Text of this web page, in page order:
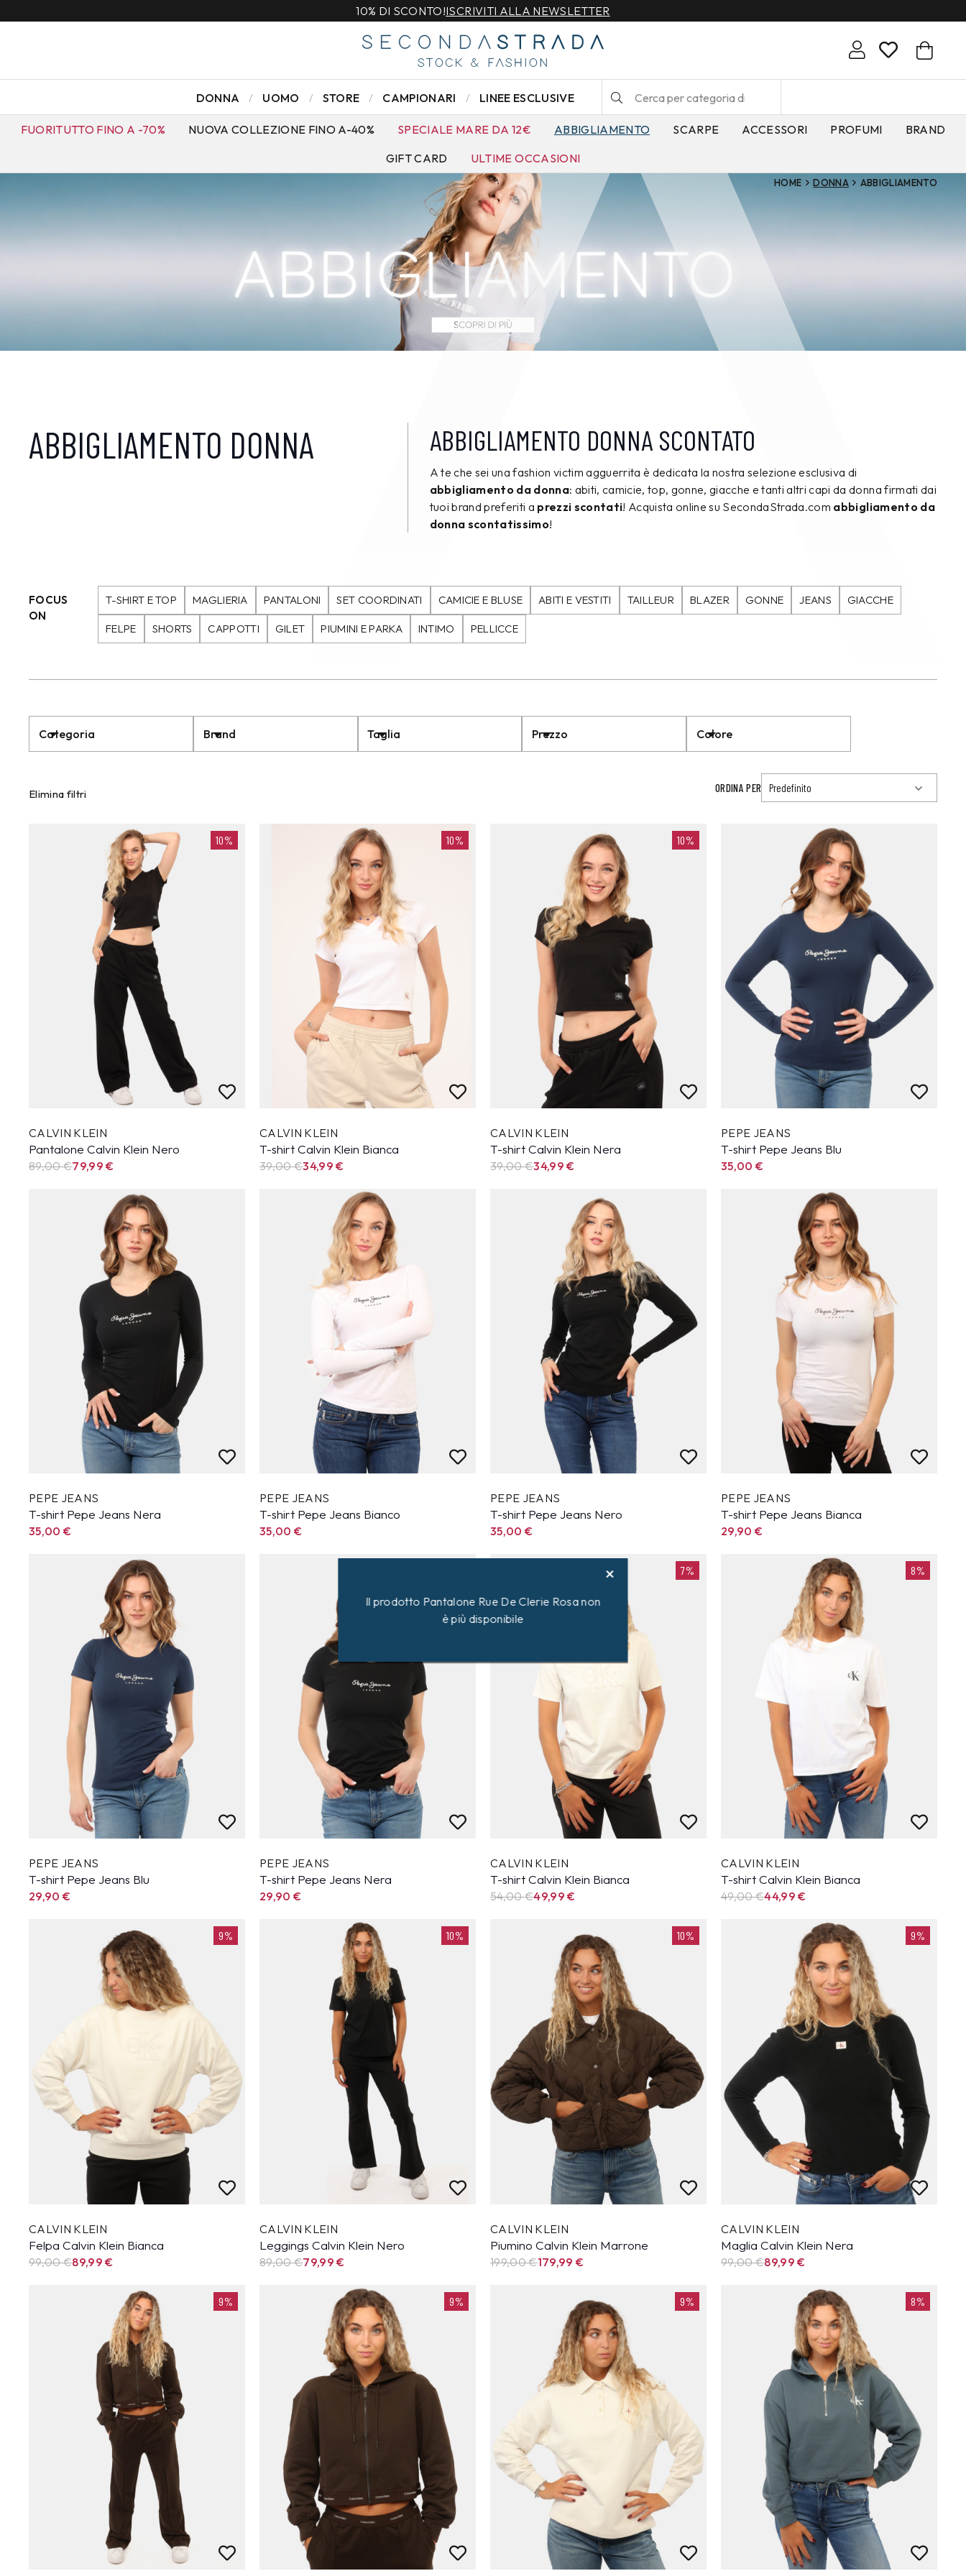
SPEDIZIONE GRATUITA PER ORDINI SUPERIORI A 79€
DONNA
FUORITUTTO FINO A -70% NUOVA COLLEZIONE FINO A-40% SPECIALE MARE DA 12€ ABBIGLIAMENTO SCARPE ACCESSORI PROFUMI
BRAND
GIFT CARD
ULTIME OCCASIONI
UOMO STORE CAMPIONARI LINEE ESCLUSIVE
HOME DONNA ABBIGLIAMENTO
ABBIGLIAMENTO DONNA ABBIGLIAMENTO DONNA SCONTATO
A te che sei una fashion victim agguerrita è dedicata la nostra selezione esclusiva di
abbigliamento da donna: abiti, camicie, top, gonne, giacche e tanti altri capi da donna firmati dai
tuoi brand preferiti a prezzi scontati! Acquista online su SecondaStrada.com abbigliamento da
donna scontatissimo!
FOCUS
ON
T-SHIRT E TOP MAGLIERIA PANTALONI SET COORDINATI CAMICIE E BLUSE ABITI E VESTITI TAILLEUR BLAZER GONNE JEANS GIACCHE
FELPE SHORTS CAPPOTTI GILET PIUMINI E PARKA INTIMO PELLICCE
Categoria Brand Taglia Prezzo Colore
Elimina filtri ORDINA PER
10%
CALVIN KLEIN
Pantalone Calvin Klein Nero
89,00 €79,99€
10%
CALVIN KLEIN
T-shirt Calvin Klein Bianca
39,00 €34,99€
10%
CALVIN KLEIN
T-shirt Calvin Klein Nera
39,00 €34,99€
PEPE JEANS
T-shirt Pepe Jeans Blu
35,00€
PEPE JEANS
T-shirt Pepe Jeans Nera
35,00€
PEPE JEANS
T-shirt Pepe Jeans Bianco
35,00€
PEPE JEANS
T-shirt Pepe Jeans Nero
35,00€
PEPE JEANS
T-shirt Pepe Jeans Bianca
29,90€
PEPE JEANS
T-shirt Pepe Jeans Blu
29,90€
PEPE JEANS
T-shirt Pepe Jeans Nera
29,90€
7%
CALVIN KLEIN
T-shirt Calvin Klein Bianca
54,00 €49,99€
8%
CALVIN KLEIN
T-shirt Calvin Klein Bianca
49,00 €44,99€
9%
CALVIN KLEIN
Felpa Calvin Klein Bianca
99,00 €89,99€
10%
CALVIN KLEIN
Leggings Calvin Klein Nero
89,00 €79,99€
10%
CALVIN KLEIN
Piumino Calvin Klein Marrone
199,00 €179,99€
9%
CALVIN KLEIN
Maglia Calvin Klein Nera
99,00 €89,99€
9% 9% 9% 8%
Il prodotto Pantalone Rue De Clerie Rosa non
è più disponibile